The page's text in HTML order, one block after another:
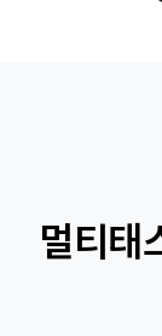
멀티태